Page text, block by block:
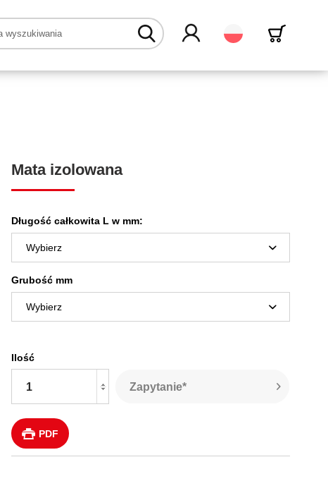
Polski
Mata izolowana
Długość całkowita L w mm:
Grubość mm
Ilość
Zapytanie*
PDF